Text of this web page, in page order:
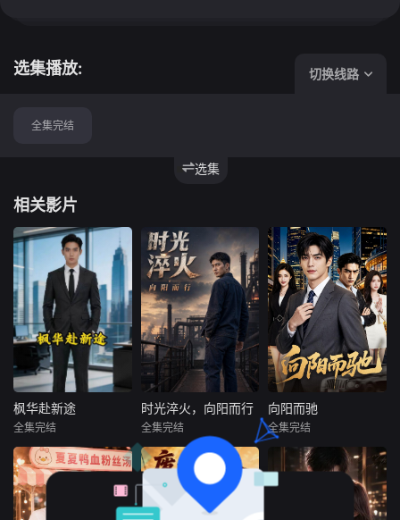
选集播放: 切换线路
选集
全集完结
相关影片
枫华赴新途
技术骨干陈峰深耕
行业五年，凭过硬
能力助力公司蓬勃
枫华赴新途
全集完结
时光淬火，向阳而行
故事以80年代国营
钢厂为背景，一线
工人陆嘉珩在历经
时光淬火，向阳而行
全集完结
向阳而驰
暂无简介
向阳而驰
全集完结